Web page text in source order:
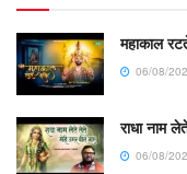
महाकाल
06/08/
राधा नाम
06/08/